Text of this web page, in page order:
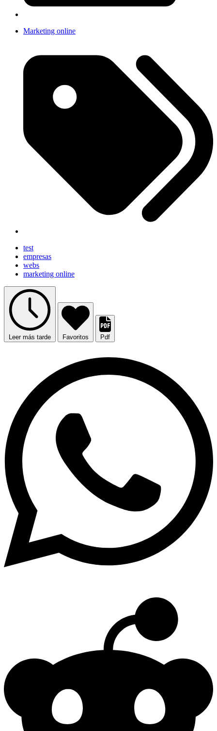
Marketing online
test
empresas
webs
marketing online
Leer más tarde Favoritos Pdf